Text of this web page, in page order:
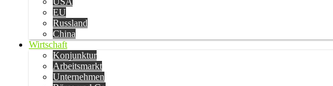
EU
Russland
China
Wirtschaft
Konjunktur
Arbeitsmarkt
Unternehmen